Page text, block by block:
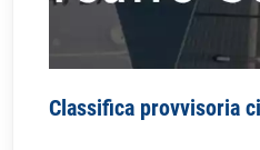
Classifica provvisoria